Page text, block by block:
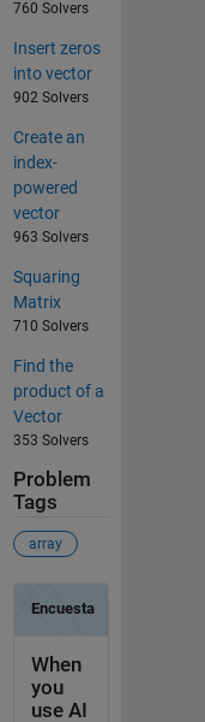
760 Solvers
Insert zeros
into vector
902 Solvers
Create an
index-
powered
vector
963 Solvers
Squaring
Matrix
710 Solvers
Find the
product of a
Vector
353 Solvers
Problem
Tags
array